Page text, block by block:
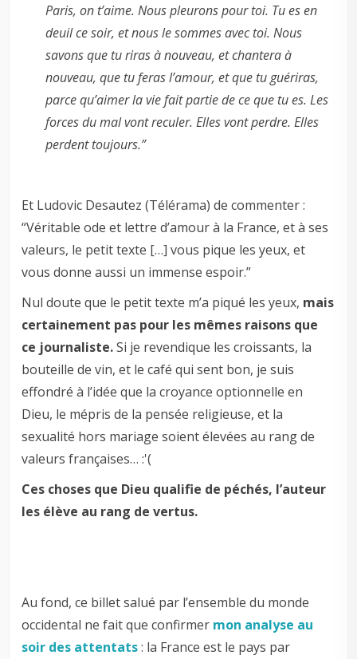
Paris, on t’aime. Nous pleurons pour toi. Tu es en
deuil ce soir, et nous le sommes avec toi. Nous
savons que tu riras à nouveau, et chantera à
nouveau, que tu feras l’amour, et que tu guériras,
parce qu’aimer la vie fait partie de ce que tu es. Les
forces du mal vont reculer. Elles vont perdre. Elles
perdent toujours.”
Et Ludovic Desautez (Télérama) de commenter :
“Véritable ode et lettre d’amour à la France, et à ses
valeurs, le petit texte […] vous pique les yeux, et
vous donne aussi un immense espoir.”
Nul doute que le petit texte m’a piqué les yeux, mais
certainement pas pour les mêmes raisons que
ce journaliste.Si je revendique les croissants, la
bouteille de vin, et le café qui sent bon, je suis
effondré à l’idée que la croyance optionnelle en
Dieu, le mépris de la pensée religieuse, et la
sexualité hors mariage soient élevées au rang de
valeurs françaises… :'(
Ces choses que Dieu qualifie de péchés, l’auteur
les élève au rang de vertus.
Au fond, ce billet salué par l’ensemble du monde
occidental ne fait que confirmer mon analyse au
soir des attentats: la France est le pays par